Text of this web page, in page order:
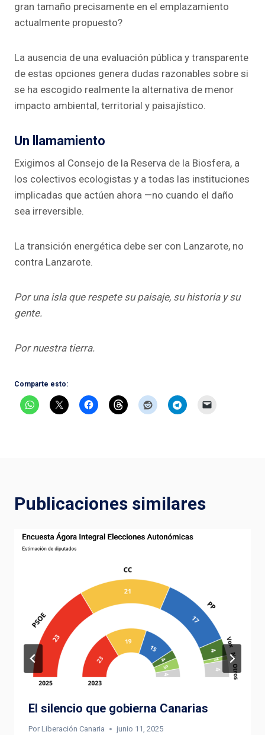
gran tamaño precisamente en el emplazamiento
actualmente propuesto?
La ausencia de una evaluación pública y transparente
de estas opciones genera dudas razonables sobre si
se ha escogido realmente la alternativa de menor
impacto ambiental, territorial y paisajístico.
Un llamamiento
Exigimos al Consejo de la Reserva de la Biosfera, a
los colectivos ecologistas y a todas las instituciones
implicadas que actúen ahora —no cuando el daño
sea irreversible.
La transición energética debe ser con Lanzarote, no
contra Lanzarote.
Por una isla que respete su paisaje, su historia y su
gente.
Por nuestra tierra.
Comparte esto:
Publicaciones similares
El silencio que gobierna Canarias
Por Liberación Canaria junio 11, 2025